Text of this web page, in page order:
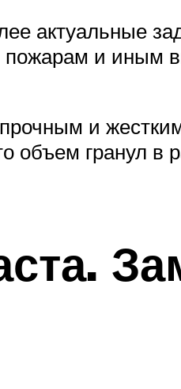
актуальные
и иным
и
объем гранул в